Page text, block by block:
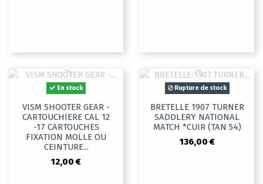
En stock
VISM SHOOTER GEAR -
CARTOUCHIERE CAL 12
-17 CARTOUCHES
FIXATION MOLLE OU
CEINTURE...
12,00 €
Rupture de stock
BRETELLE 1907 TURNER
SADDLERY NATIONAL
MATCH *CUIR (TAN 54)
136,00 €